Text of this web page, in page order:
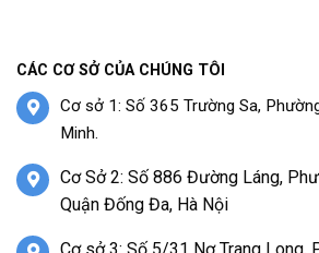
CÁC CƠ SỞ CỦA CHÚNG TÔI
Cơ sở 1: Số 365 Trường Sa,
Minh.
Cơ Sở 2: Số 886 Đường Láng,
Quận Đống Đa, Hà Nội
Cơ sở 3: Số 5/31 Nơ Trang Long,